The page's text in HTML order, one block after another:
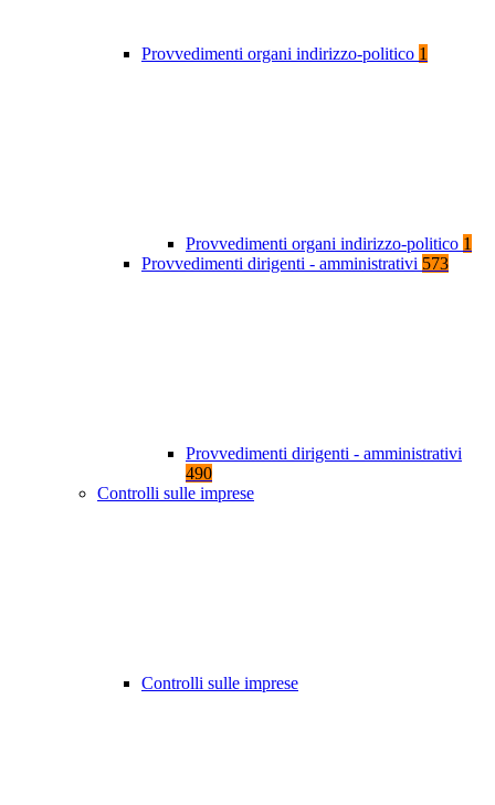
Provvedimenti organi indirizzo-politico 1
Provvedimenti organi indirizzo-politico 1
Provvedimenti dirigenti - amministrativi 573
Provvedimenti dirigenti - amministrativi
490
Controlli sulle imprese
Controlli sulle imprese